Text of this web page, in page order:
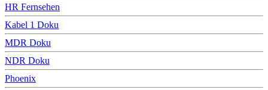
HR Fernsehen
Kabel 1 Doku
MDR Doku
NDR Doku
Phoenix